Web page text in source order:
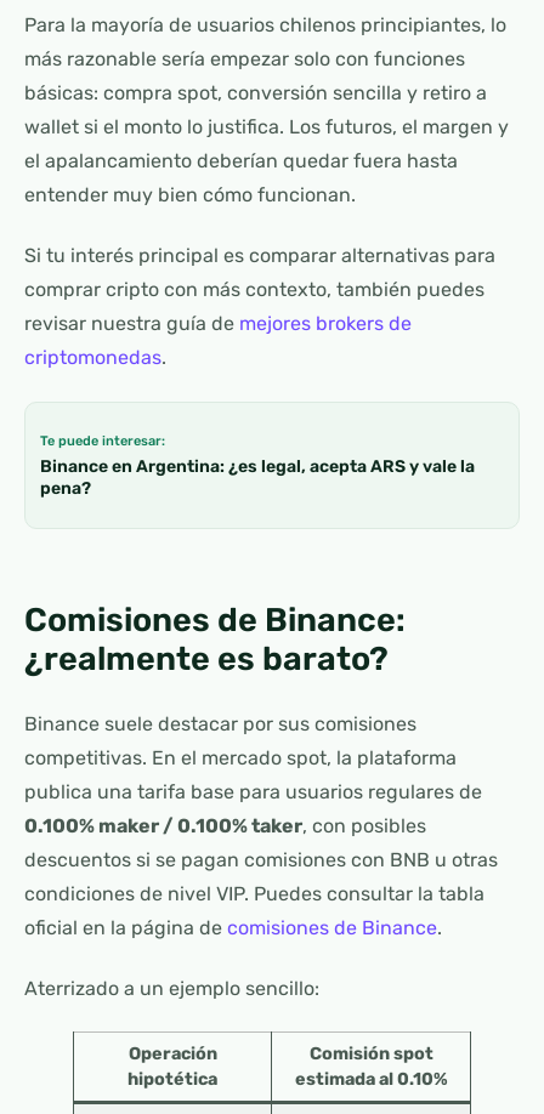
Para la mayoría de usuarios chilenos principiantes, lo
más razonable sería empezar solo con funciones
básicas: compra spot, conversión sencilla y retiro a
wallet si el monto lo justifica. Los futuros, el margen y
el apalancamiento deberían quedar fuera hasta
entender muy bien cómo funcionan.
Si tu interés principal es comparar alternativas para
comprar cripto con más contexto, también puedes
revisar nuestra guía de mejores brokers de
criptomonedas.
Te puede interesar:
Binance en Argentina: ¿es legal, acepta ARS y vale la
pena?
Comisiones de Binance:
¿realmente es barato?
Binance suele destacar por sus comisiones
competitivas. En el mercado spot, la plataforma
publica una tarifa base para usuarios regulares de
0.100% maker / 0.100% taker, con posibles
descuentos si se pagan comisiones con BNB u otras
condiciones de nivel VIP. Puedes consultar la tabla
oficial en la página de comisiones de Binance.
Aterrizado a un ejemplo sencillo:
Operación
hipotética
Comisión spot
estimada al 0.10%